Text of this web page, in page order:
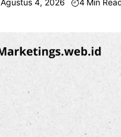
Agustus 4, 2026 4 Min